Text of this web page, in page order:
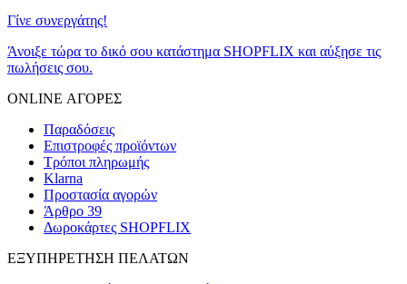
Γίνε συνεργάτης!
Άνοιξε τώρα το δικό σου κατάστημα SHOPFLIX και αύξησε τις
πωλήσεις σου.
ONLINE ΑΓΟΡΕΣ
Παραδόσεις
Επιστροφές προϊόντων
Τρόποι πληρωμής
Klarna
Προστασία αγορών
Άρθρο 39
Δωροκάρτες SHOPFLIX
ΕΞΥΠΗΡΕΤΗΣΗ ΠΕΛΑΤΩΝ